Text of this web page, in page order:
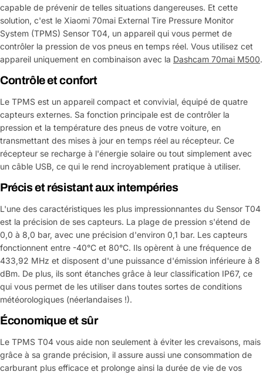
capable de prévenir de telles situations dangereuses. Et cette
solution, c'est le Xiaomi 70mai External Tire Pressure Monitor
System (TPMS) Sensor T04, un appareil qui vous permet de
contrôler la pression de vos pneus en temps réel. Vous utilisez cet
appareil uniquement en combinaison avec la Dashcam 70mai M500.
Contrôle et confort
Le TPMS est un appareil compact et convivial, équipé de quatre
capteurs externes. Sa fonction principale est de contrôler la
pression et la température des pneus de votre voiture, en
transmettant des mises à jour en temps réel au récepteur. Ce
récepteur se recharge à l'énergie solaire ou tout simplement avec
un câble USB, ce qui le rend incroyablement pratique à utiliser.
Précis et résistant aux intempéries
L'une des caractéristiques les plus impressionnantes du Sensor T04
est la précision de ses capteurs. La plage de pression s'étend de
0,0 à 8,0 bar, avec une précision d'environ 0,1 bar. Les capteurs
fonctionnent entre -40°C et 80°C. Ils opèrent à une fréquence de
433,92 MHz et disposent d'une puissance d'émission inférieure à 8
dBm. De plus, ils sont étanches grâce à leur classification IP67, ce
qui vous permet de les utiliser dans toutes sortes de conditions
météorologiques (néerlandaises !).
Économique et sûr
Le TPMS T04 vous aide non seulement à éviter les crevaisons, mais
grâce à sa grande précision, il assure aussi une consommation de
carburant plus efficace et prolonge ainsi la durée de vie de vos